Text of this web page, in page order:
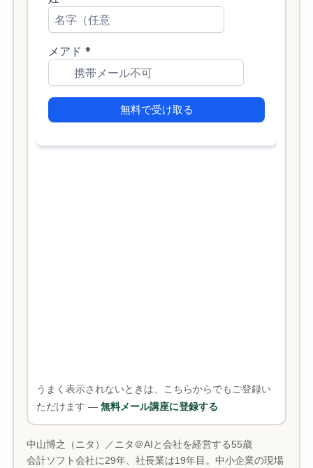
うまく表示されないときは、こちらからでもご登録い
ただけます ― 無料メール講座に登録する
中山博之（ニタ）／ニタ＠AIと会社を経営する55歳
会計ソフト会社に29年、社長業は19年目。中小企業の現場